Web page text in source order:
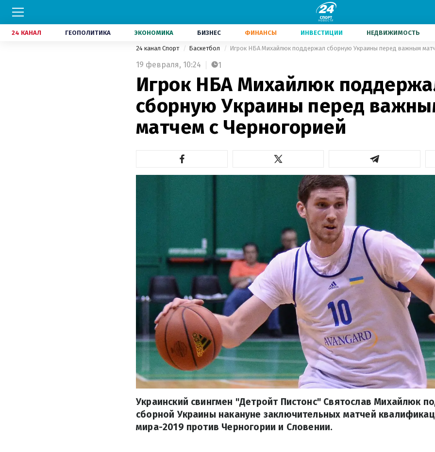
24 КАНАЛ ГЕОПОЛИТИКА ЭКОНОМИКА БИЗНЕС ФИНАНСЫ ИНВЕСТИЦИИ НЕДВИЖИМОСТЬ
24 канал Спорт Баскетбол Игрок НБА Михайлюк поддержал сборную Украины перед важным
19 февраля, 10:24 1
Игрок НБА Михайлюк
сборную Украины перед
матчем с Черногорией
Украинский свингмен "Детройт Пистонс" Святослав Михайлюк
сборной Украины накануне заключительных матчей
мира-2019 против Черногории и Словении.